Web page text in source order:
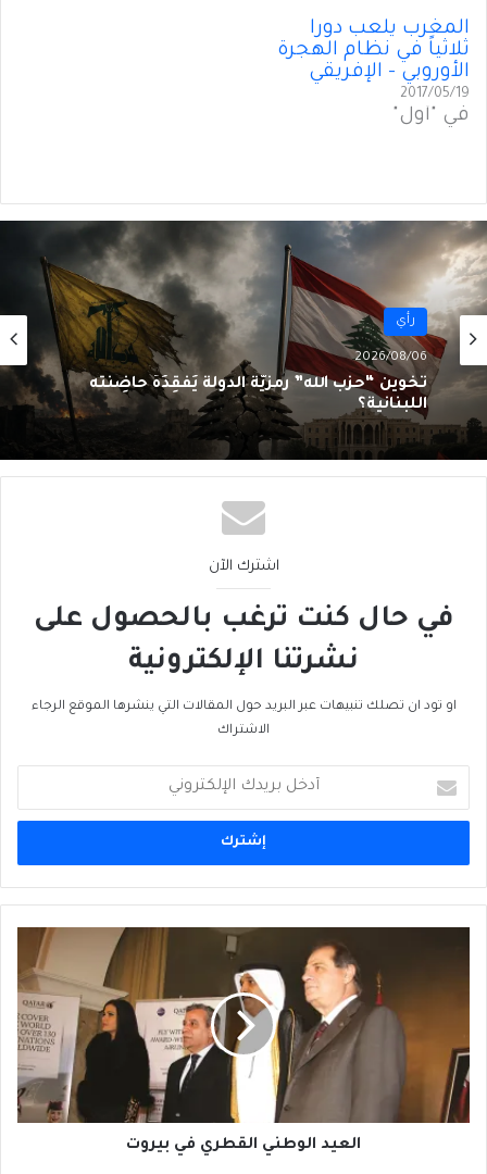
المغرب يلعب دوراً
ثلاثياً في نظام الهجرة
الأوروبي – الإفريقي
2017/05/19
في "أول"
رأي
2026/08/06
سقوطُ “الأذرُع”: هل انتهى زمنُ الوكلاء؟
اشترك الآن
في حال كنت ترغب بالحصول على
نشرتنا الإلكترونية
او تود ان تصلك تنبيهات عبر البريد حول المقالات التي ينشرها الموقع الرجاء
الاشتراك
بريدك
الإلكتروني
العيد الوطني القطري في بيروت